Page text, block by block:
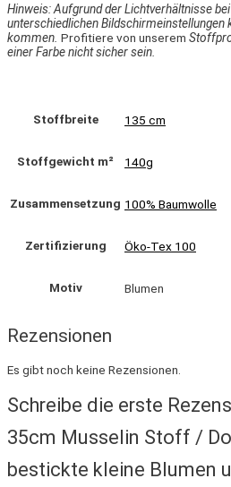
Hinweis: Aufgrund der Lichtverhältnisse
unterschiedlichen Bildschirmeinstellungen
kommen. Profitiere von unserem
einer Farbe nicht sicher sein.
Stoffbreite 135 cm
Stoffgewicht m² 140g
Zusammensetzung 100% Baumwolle
Zertifizierung Öko-Tex 100
Motiv Blumen
Rezensionen
Es gibt noch keine Rezensionen.
Schreibe die erste
35cm Musselin Stoff /
bestickte kleine Blumen